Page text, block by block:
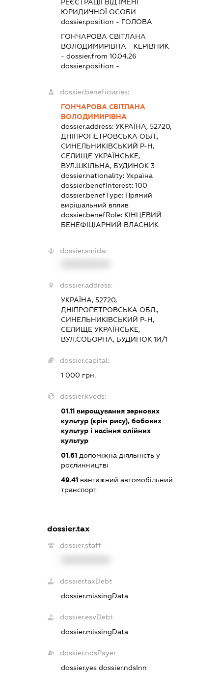
РЕЄСТРАЦІЇ ВІД ІМЕНІ
ЮРИДИЧНОЇ ОСОБИ
dossier.position - ГОЛОВА
ГОНЧАРОВА СВІТЛАНА
ВОЛОДИМИРІВНА - КЕРІВНИК
- dossier.from 10.04.26
dossier.position -
dossier.beneficiaries:
ГОНЧАРОВА СВІТЛАНА
ВОЛОДИМИРІВНА
dossier.address: УКРАЇНА, 52720,
ДНІПРОПЕТРОВСЬКА ОБЛ.,
СИНЕЛЬНИКІВСЬКИЙ Р-Н,
СЕЛИЩЕ УКРАЇНСЬКЕ,
ВУЛ.ШКІЛЬНА, БУДИНОК 3
dossier.nationality: Україна
dossier.benefInterest: 100
dossier.benefType: Прямий
вирішальний вплив
dossier.benefRole: КІНЦЕВИЙ
БЕНЕФІЦІАРНИЙ ВЛАСНИК
dossier.smida:
dossier.address:
УКРАЇНА, 52720,
ДНІПРОПЕТРОВСЬКА ОБЛ.,
СИНЕЛЬНИКІВСЬКИЙ Р-Н,
СЕЛИЩЕ УКРАЇНСЬКЕ,
ВУЛ.СОБОРНА, БУДИНОК 1И/1
dossier.capital:
1 000 грн.
dossier.kveds:
01.11вирощування зернових
культур (крім рису), бобових
культур і насіння олійних
культур
01.61допоміжна діяльність у
рослинництві
49.41вантажний автомобільний
транспорт
dossier.tax
dossier.staff
dossier.taxDebt
dossier.missingData
dossier.esvDebt
dossier.missingData
dossier.ndsPayer
dossier.yes dossier.ndsInn